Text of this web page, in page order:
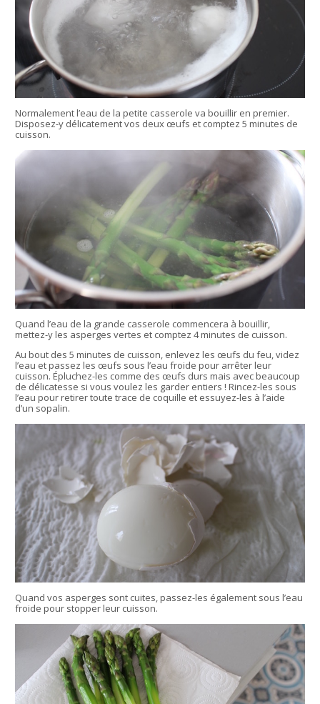
Normalement l’eau de la petite casserole va bouillir en premier.
Disposez-y délicatement vos deux œufs et comptez 5 minutes de
cuisson.
Quand l’eau de la grande casserole commencera à bouillir,
mettez-y les asperges vertes et comptez 4 minutes de cuisson.
Au bout des 5 minutes de cuisson, enlevez les œufs du feu, videz
l’eau et passez les œufs sous l’eau froide pour arrêter leur
cuisson. Épluchez-les comme des œufs durs mais avec beaucoup
de délicatesse si vous voulez les garder entiers ! Rincez-les sous
l’eau pour retirer toute trace de coquille et essuyez-les à l’aide
d’un sopalin.
Quand vos asperges sont cuites, passez-les également sous l’eau
froide pour stopper leur cuisson.